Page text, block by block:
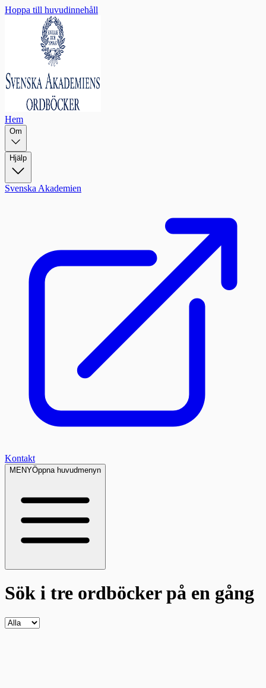
Hoppa till huvudinnehåll
Hem
Om
Hjälp
Svenska Akademien
Kontakt
MENYÖppna huvudmenyn
Sök i tre ordböckerpå en gång